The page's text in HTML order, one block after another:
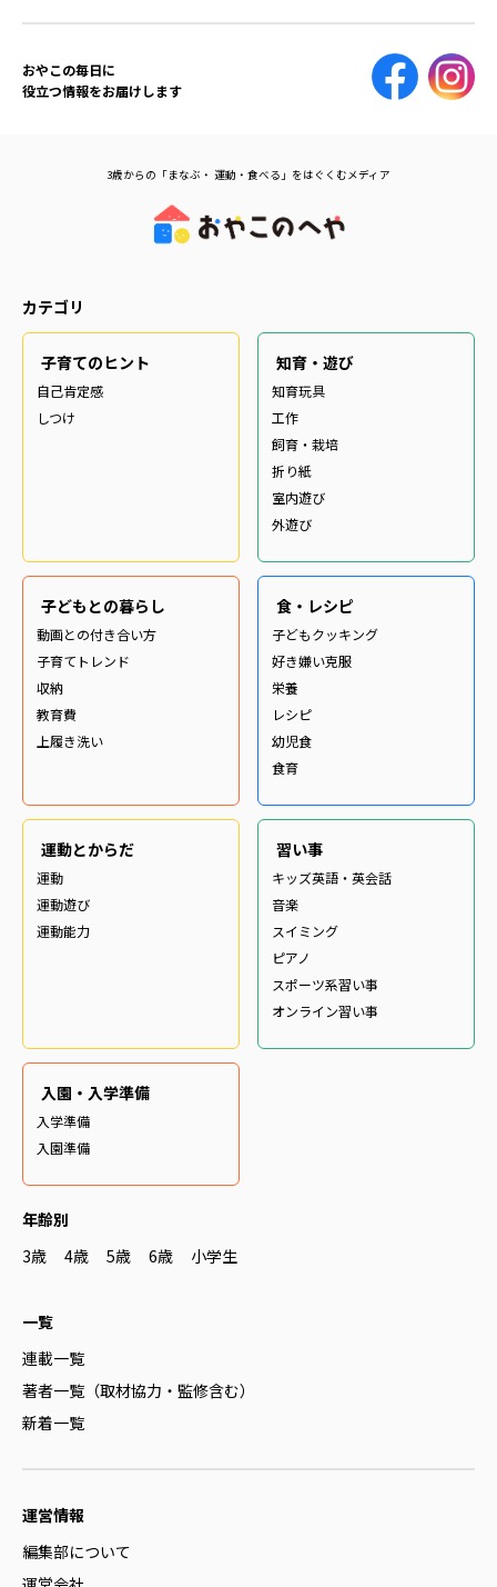
おやこの毎日に
役立つ情報をお届けします
3歳からの「まなぶ・ 運動・食べる」をはぐくむメディア
カテゴリ
子育てのヒント
自己肯定感
しつけ
知育・遊び
知育玩具
工作
飼育・栽培
折り紙
室内遊び
外遊び
子どもとの暮らし
動画との付き合い方
子育てトレンド
収納
教育費
上履き洗い
食・レシピ
子どもクッキング
好き嫌い克服
栄養
レシピ
幼児食
食育
運動とからだ
運動
運動遊び
運動能力
習い事
キッズ英語・英会話
音楽
スイミング
ピアノ
スポーツ系習い事
オンライン習い事
入園・入学準備
入学準備
入園準備
年齢別
3歳
4歳 5歳 6歳 小学生
一覧
連載一覧
著者一覧（取材協力・監修含む）
新着一覧
運営情報
編集部について